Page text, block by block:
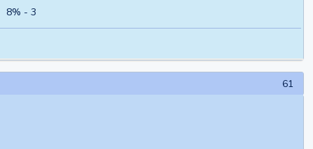
8% - 3
61